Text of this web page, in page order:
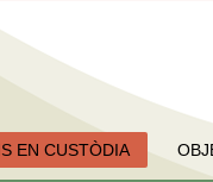
EN CUSTÒDIA